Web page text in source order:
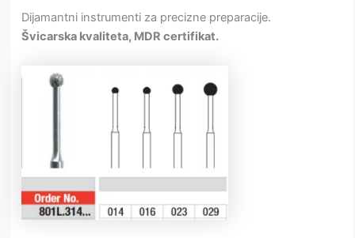
od
9.75 €
Dijamantni instrumenti za precizne preparacije.
Švicarska kvaliteta, MDR certifikat.